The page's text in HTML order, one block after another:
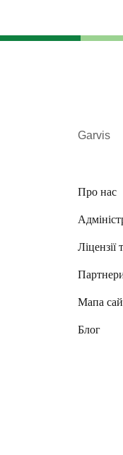
Garvis
Про нас
Ліцензії
Мапа
Блог